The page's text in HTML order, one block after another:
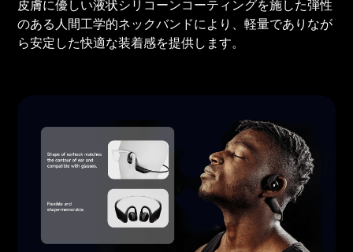
皮膚に優しい液状シリコーンコーティングを施した弾性
のある人間工学的ネックバンドにより、軽量でありなが
ら安定した快適な装着感を提供します。